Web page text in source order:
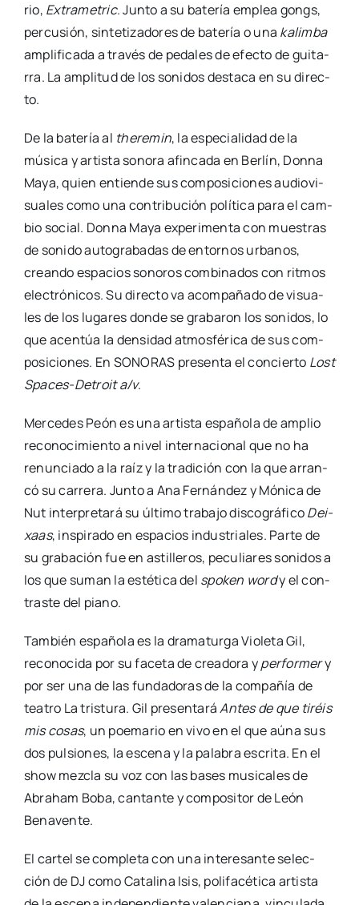
rio, Extra­me­tric. Jun­to a su bate­ría emplea gongs,
per­cu­sión, sin­te­ti­za­do­res de bate­ría o una kalim­ba
ampli­fi­ca­da a tra­vés de peda­les de efec­to de gui­ta­
rra. La ampli­tud de los soni­dos des­ta­ca en su direc­
to.
De la bate­ría al the­re­min, la espe­cia­li­dad de la
músi­ca y artis­ta sono­ra afin­ca­da en Ber­lín, Don­na
Maya, quien entien­de sus com­po­si­cio­nes audio­vi­
sua­les como una con­tri­bu­ción polí­ti­ca para el cam­
bio social. Don­na Maya expe­ri­men­ta con mues­tras
de soni­do auto­gra­ba­das de entor­nos urba­nos,
crean­do espa­cios sono­ros com­bi­na­dos con rit­mos
elec­tró­ni­cos. Su direc­to va acom­pa­ña­do de visua­
les de los luga­res don­de se gra­ba­ron los soni­dos, lo
que acen­túa la den­si­dad atmos­fé­ri­ca de sus com­
po­si­cio­nes. En SONORAS pre­sen­ta el con­cier­to Lost
Spa­­ces-Detroit a/v.
Mer­ce­des Peón es una artis­ta espa­ño­la de amplio
reco­no­ci­mien­to a nivel inter­na­cio­nal que no ha
renun­cia­do a la raíz y la tra­di­ción con la que arran­
có su carre­ra. Jun­to a Ana Fer­nán­dez y Móni­ca de
Nut inter­pre­ta­rá su últi­mo tra­ba­jo dis­co­grá­fi­coDei­
xaas, ins­pi­ra­do en espa­cios indus­tria­les. Par­te de
su gra­ba­ción fue en asti­lle­ros, pecu­lia­res soni­dos a
los que suman la esté­ti­ca del spo­ken wordy el con­
tras­te del piano.
Tam­bién espa­ño­la es la dra­ma­tur­ga Vio­le­ta Gil,
reco­no­ci­da por su face­ta de crea­do­ra yper­for­mery
por ser una de las fun­da­do­ras de la com­pa­ñía de
tea­tro La tris­tu­ra. Gil pre­sen­ta­ráAntes de que tiréis
mis cosas, un poe­ma­rio en vivo en el que aúna sus
dos pul­sio­nes, la esce­na y la pala­bra escri­ta. En el
show mez­cla su voz con las bases musi­ca­les de
Abraham Boba, can­tan­te y com­po­si­tor de León
Bena­ven­te.
El car­tel se com­ple­ta con una intere­san­te selec­
ción de DJ como Cata­li­na Isis, poli­fa­cé­ti­ca artis­ta